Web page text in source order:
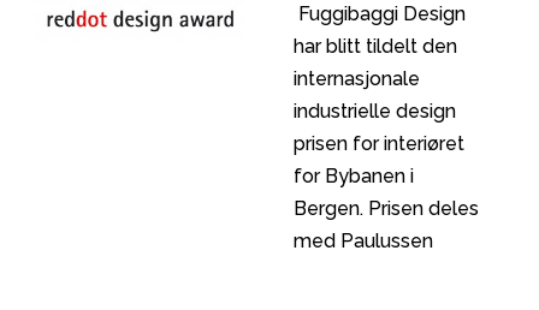
Fuggibaggi Design
har blitt tildelt den
internasjonale
industrielle design
prisen for interiøret
for Bybanen i
Bergen. Prisen deles
med Paulussen